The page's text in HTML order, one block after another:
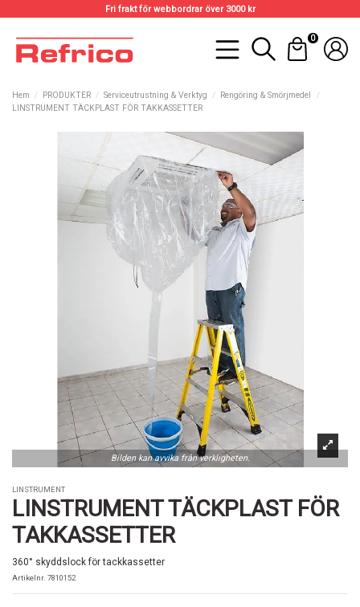
Fri frakt för webbordrar över 3000 kr
0
Hem PRODUKTER Serviceutrustning & Verktyg
Rengöring & Smörjmedel
LINSTRUMENT TÄCKPLAST FÖR TAKKASSETTER
Bilden kan avvika från verkligheten.
LINSTRUMENT
LINSTRUMENT TÄCKPLAST FÖR
TAKKASSETTER
360° skyddslock för tackkassetter
Artikelnr. 7810152